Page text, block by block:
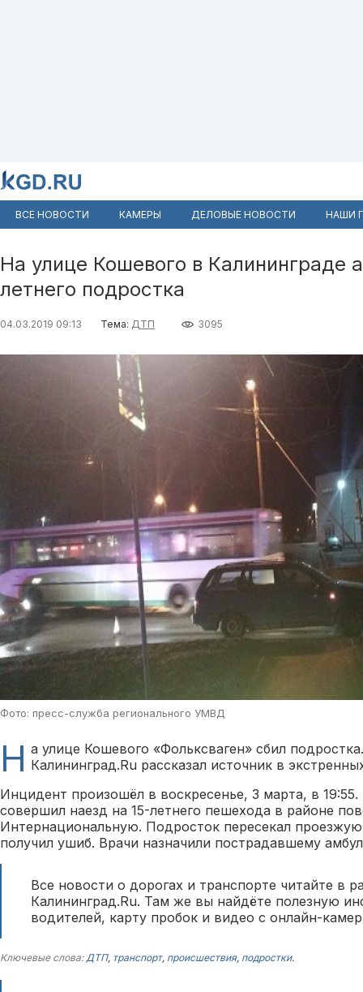
ВСЕ НОВОСТИ КАМЕРЫ ДЕЛОВЫЕ НОВОСТИ НАШИ
На улице Кошевого в Калининграде
летнего подростка
04.03.2019 09:13 Тема: ДТП 3095
Фото: пресс-служба регионального УМВД
Н а улице Кошевого «Фольксваген» сбил
Калининград.Ru рассказал источник в
Инцидент произошёл в воскресенье, 3 марта, в
совершил наезд на 15-летнего пешехода в районе
Интернациональную. Подросток пересекал
получил ушиб. Врачи назначили пострадавшему
Все новости о дорогах и транспорте читайте в
Калининград.Ru. Там же вы найдёте полезную
водителей, карту пробок и видео с онлайн-
Ключевые слова:ДТП, транспорт, происшествия, подростки.